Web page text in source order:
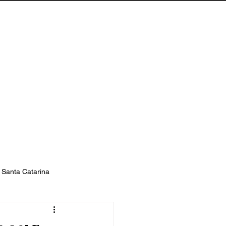
Santa Catarina